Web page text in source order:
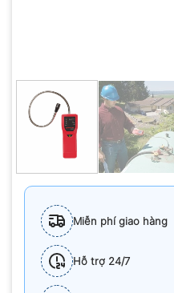
Miễn phí giao hàng
Hỗ trợ 24/7